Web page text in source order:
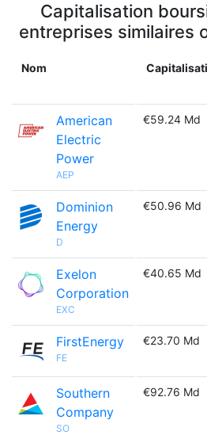
Capitalisation
entreprises similaires
Nom
American
Electric
Power
AEP
€59.24 Md
Dominion
Energy
D
€50.96 Md
Exelon
Corporation
EXC
€40.65 Md
FirstEnergy
FE
€23.70 Md
Southern
Company
SO
€92.76 Md